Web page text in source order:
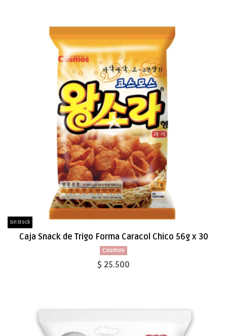
Sin Stock
Caja Snack de Trigo Forma Caracol Chico 56g x 30
Cosmos
$ 25.500